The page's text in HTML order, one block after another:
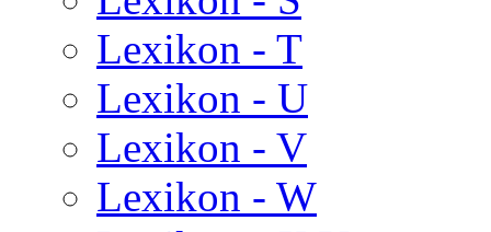
Lexikon - T
Lexikon - U
Lexikon - V
Lexikon - W